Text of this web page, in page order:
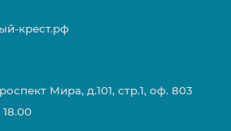
крест.рф
Мира, д.101, стр.1, оф. 803